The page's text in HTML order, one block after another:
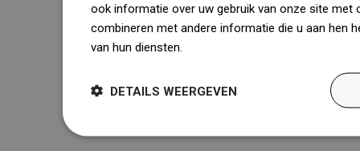
ook informatie over uw gebruik van onze site met
combineren met andere informatie die u aan hen
van hun diensten.
DETAILS WEERGEVEN